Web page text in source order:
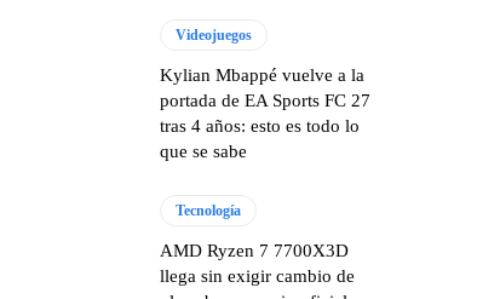
Videojuegos
Kylian Mbappé vuelve a la
portada de EA Sports FC 27
tras 4 años: esto es todo lo
que se sabe
Tecnología
AMD Ryzen 7 7700X3D
llega sin exigir cambio de